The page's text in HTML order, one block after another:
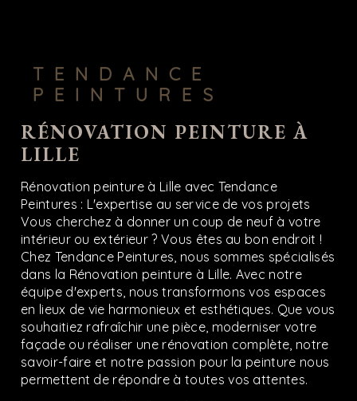
TENDANCE
PEINTURES
RÉNOVATION PEINTURE À
LILLE
Rénovation peinture à Lille avec Tendance
Peintures : L'expertise au service de vos projets
Vous cherchez à donner un coup de neuf à votre
intérieur ou extérieur ? Vous êtes au bon endroit !
Chez Tendance Peintures, nous sommes spécialisés
dans la Rénovation peinture à Lille. Avec notre
équipe d'experts, nous transformons vos espaces
en lieux de vie harmonieux et esthétiques. Que vous
souhaitiez rafraîchir une pièce, moderniser votre
façade ou réaliser une rénovation complète, notre
savoir-faire et notre passion pour la peinture nous
permettent de répondre à toutes vos attentes.